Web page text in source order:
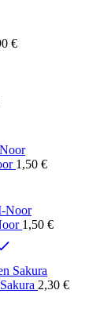
€
1,50 €
1,50 €
2,30 €